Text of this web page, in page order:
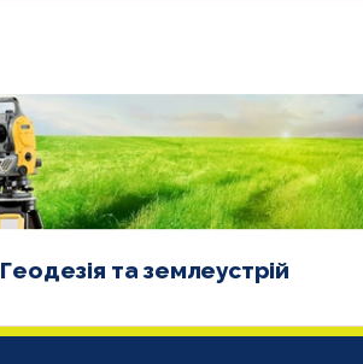
Геодезія та землеустрій